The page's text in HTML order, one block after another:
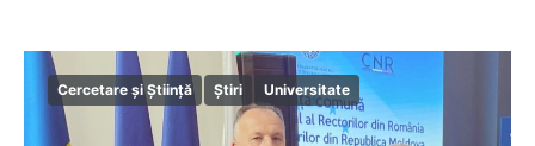
Cercetare și Știință Știri Universitate